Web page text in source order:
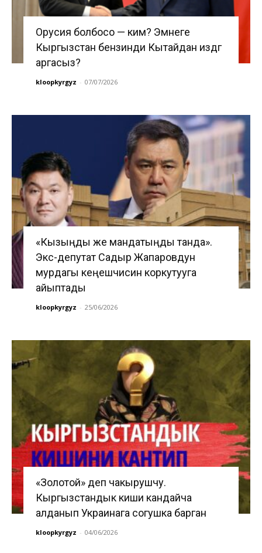
Орусия болбосо — ким? Эмнеге
Кыргызстан бензинди Кытайдан издөөгө
аргасыз?
kloopkyrgyz - 07/07/2026
«Кызыңды же мандатыңды танда».
Экс-депутат Садыр Жапаровдун
мурдагы кеңешчисин коркутууга
айыптады
kloopkyrgyz - 25/06/2026
«Золотой» деп чакырушчу.
Кыргызстандык киши кандайча
алданып Украинага согушка барган
kloopkyrgyz - 04/06/2026